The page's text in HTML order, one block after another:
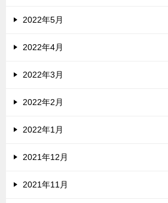
2022年5月
2022年4月
2022年3月
2022年2月
2022年1月
2021年12月
2021年11月